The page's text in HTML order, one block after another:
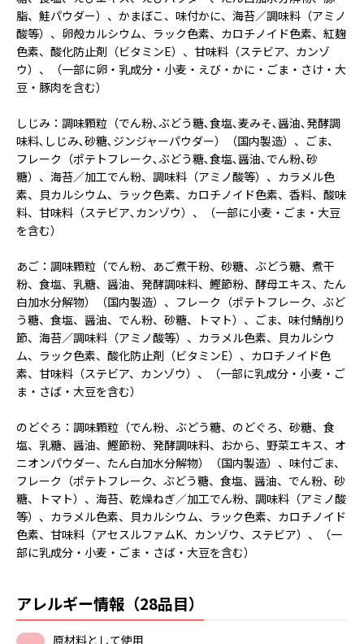
脂、鮭パウダー）、かまぼこ、味付かに、海苔／調味料（アミノ
酸等）、卵殻カルシウム、ラック色素、カロチノイド色素、紅麹
色素、酸化防止剤（ビタミンE）、甘味料（ステビア、カンゾ
ウ）、（一部に卵・乳成分・小麦・えび・かに・ごま・さけ・大
豆・豚肉を含む）
しじみ：調味顆粒（でん粉､ぶどう糖､食塩､麦みそ､醤油､発酵調
味料､しじみ､砂糖､ジンジャーパウダー）（国内製造）、ごま、
フレーク（ポテトフレーク､ぶどう糖､食塩､醤油､でん粉､砂
糖）、海苔／加工でん粉、調味料（アミノ酸等）、カラメル色
素、貝カルシウム、ラック色素、カロチノイド色素、香料、酸味
料、甘味料（ステビア､カンゾウ）、（一部に小麦・ごま・大豆
を含む）
あご：調味顆粒（でん粉、あご煮干粉、砂糖、ぶどう糖、煮干
粉、食塩、乳糖、醤油、発酵調味料、鰹節粉、酵母エキス、たん
白加水分解物）（国内製造）、フレーク（ポテトフレーク、ぶど
う糖、食塩、醤油、でん粉、砂糖、トマト）、ごま、味付鯖削り
節、海苔／調味料（アミノ酸等）、カラメル色素、貝カルシウ
ム、ラック色素、酸化防止剤（ビタミンE）、カロチノイド色
素、甘味料（ステビア、カンゾウ）、（一部に乳成分・小麦・ご
ま・さば・大豆を含む）
のどぐろ：調味顆粒（でん粉、ぶどう糖、のどぐろ、砂糖、食
塩、乳糖、醤油、鰹節粉、発酵調味料、おから、野菜エキス、オ
ニオンパウダー、たん白加水分解物）（国内製造）、味付ごま、
フレーク（ポテトフレーク、ぶどう糖、食塩、醤油、でん粉、砂
糖、トマト）、海苔、乾燥ねぎ／加工でん粉、調味料（アミノ酸
等）、カラメル色素、貝カルシウム、ラック色素、カロチノイド
色素、甘味料（アセスルファムK、カンゾウ、ステビア）、（一
部に乳成分・小麦・ごま・さば・大豆を含む）
アレルギー情報（28品目）
原材料として使用